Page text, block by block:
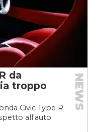
da
troppo
Civic Type R
all'auto
NEWS